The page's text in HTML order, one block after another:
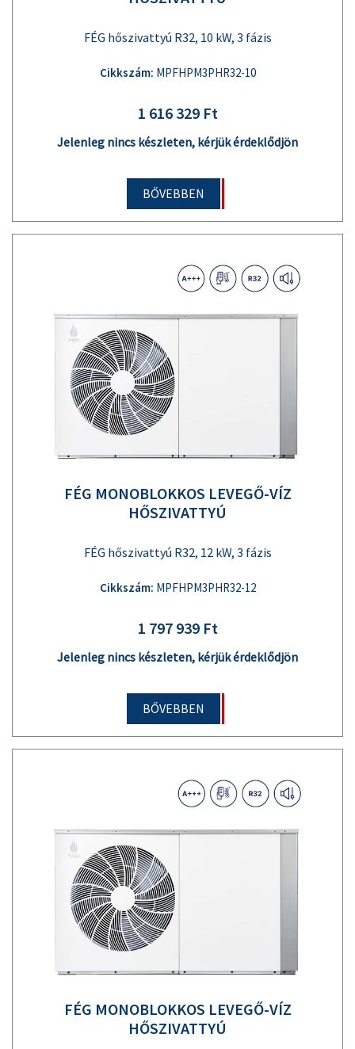
FÉG hőszivattyú R32, 10 kW, 3 fázis
Cikkszám: MPFHPM3PHR32-10
1 616 329 Ft
Jelenleg nincs készleten, kérjük érdeklődjön
BŐVEBBEN
FÉG MONOBLOKKOS LEVEGŐ-VÍZ
HŐSZIVATTYÚ
FÉG hőszivattyú R32, 12 kW, 3 fázis
Cikkszám: MPFHPM3PHR32-12
1 797 939 Ft
Jelenleg nincs készleten, kérjük érdeklődjön
BŐVEBBEN
FÉG MONOBLOKKOS LEVEGŐ-VÍZ
HŐSZIVATTYÚ